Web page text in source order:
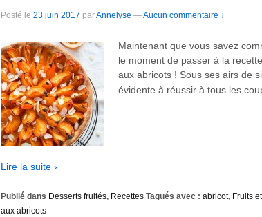
Posté le 23 juin 2017 parAnnelyse —Aucun commentaire ↓
Maintenant que vous savez
le moment de passer à la
aux abricots ! Sous ses airs de
évidente à réussir à tous les
Lire la suite ›
Publié dans Desserts fruités, Recettes Tagués avec : abricot, Fruits
aux abricots